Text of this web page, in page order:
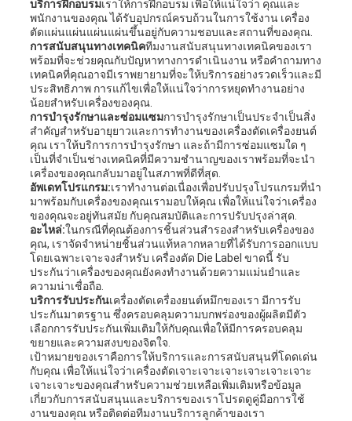
บริการฝึกอบรมเราให้การฝึกอบรม เพื่อให้แน่ใจว่า คุณและ
พนักงานของคุณ ได้รับอุปกรณ์ครบถ้วนในการใช้งาน เครื่อง
ตัดแผ่นแผ่นแผ่นแผ่นขึ้นอยู่กับความชอบและสถานที่ของคุณ.
การสนับสนุนทางเทคนิคทีมงานสนับสนุนทางเทคนิคของเรา
พร้อมที่จะช่วยคุณกับปัญหาทางการดําเนินงาน หรือคําถามทาง
เทคนิคที่คุณอาจมีเราพยายามที่จะให้บริการอย่างรวดเร็วและมี
ประสิทธิภาพ การแก้ไขเพื่อให้แน่ใจว่าการหยุดทํางานอย่าง
น้อยสําหรับเครื่องของคุณ.
การบํารุงรักษาและซ่อมแซมการบํารุงรักษาเป็นประจําเป็นสิ่ง
สําคัญสําหรับอายุยาวและการทํางานของเครื่องตัดเครื่องยนต์
คุณ เราให้บริการการบํารุงรักษา และถ้ามีการซ่อมแซมใด ๆ
เป็นที่จําเป็นช่างเทคนิคที่มีความชํานาญของเราพร้อมที่จะนํา
เครื่องของคุณกลับมาอยู่ในสภาพที่ดีที่สุด.
อัพเดทโปรแกรม:เราทํางานต่อเนื่องเพื่อปรับปรุงโปรแกรมที่นํา
มาพร้อมกับเครื่องของคุณเรามอบให้คุณ เพื่อให้แน่ใจว่าเครื่อง
ของคุณจะอยู่ทันสมัย กับคุณสมบัติและการปรับปรุงล่าสุด.
อะไหล่:ในกรณีที่คุณต้องการชิ้นส่วนสํารองสําหรับเครื่องของ
คุณ, เราจัดจําหน่ายชิ้นส่วนแท้หลากหลายที่ได้รับการออกแบบ
โดยเฉพาะเจาะจงสําหรับ เครื่องตัด Die Label ขาดนี้ รับ
ประกันว่าเครื่องของคุณยังคงทํางานด้วยความแม่นยําและ
ความน่าเชื่อถือ.
บริการรับประกันเครื่องตัดเครื่องยนต์หมึกของเรา มีการรับ
ประกันมาตรฐาน ซึ่งครอบคลุมความบกพร่องของผู้ผลิตมีตัว
เลือกการรับประกันเพิ่มเติมให้กับคุณเพื่อให้มีการครอบคลุม
ขยายและความสงบของจิตใจ.
เป้าหมายของเราคือการให้บริการและการสนับสนุนที่โดดเด่น
กับคุณ เพื่อให้แน่ใจว่าเครื่องตัดเจาะเจาะเจาะเจาะเจาะเจาะ
เจาะเจาะของคุณสําหรับความช่วยเหลือเพิ่มเติมหรือข้อมูล
เกี่ยวกับการสนับสนุนและบริการของเราโปรดดูคู่มือการใช้
งานของคุณ หรือติดต่อทีมงานบริการลูกค้าของเรา